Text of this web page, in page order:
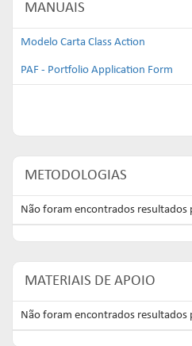
MANUAIS
Modelo Carta Class Action
PAF - Portfolio Application Form
METODOLOGIAS
Não foram encontrados resultados
MATERIAIS DE APOIO
Não foram encontrados resultados